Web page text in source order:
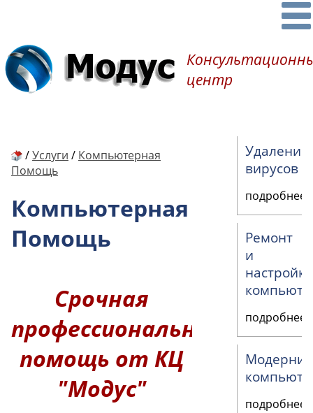
центр
/Услуги / Компьютерная
Помощь
Компьютерная
Помощь
Срочная
профессиональная
помощь от КЦ
"Модус"
Удаление
вирусов
подробнее
Ремонт
и
настройка
подробнее
подробнее